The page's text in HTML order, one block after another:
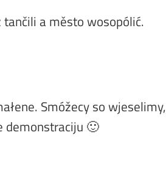
a město wosopólić.
Smóžecy so wjeselimy,
demonstraciju 🙂